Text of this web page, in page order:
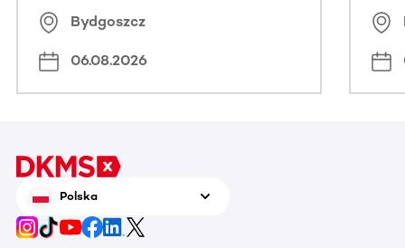
Bydgoszcz
06.08.2026
Polska